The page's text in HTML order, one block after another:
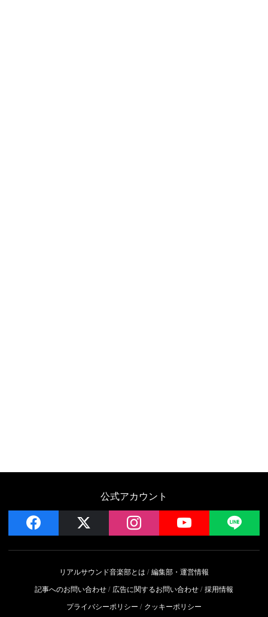
公式アカウント
facebook instagram YouTube
リアルサウンド音楽部とは
編集部・運営情報
記事へのお問い合わせ
広告に関するお問い合わせ 採用情報
プライバシーポリシー
クッキーポリシー